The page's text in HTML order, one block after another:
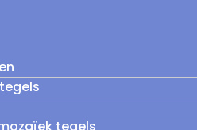
tegels